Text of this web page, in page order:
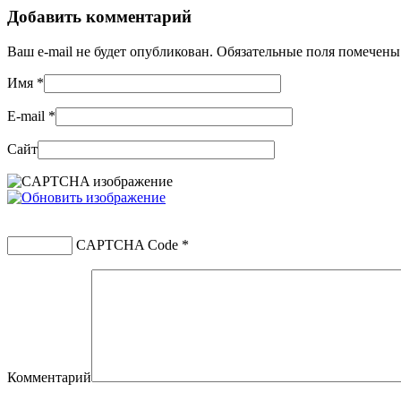
Добавить комментарий
Ваш e-mail не будет опубликован. Обязательные поля
Имя *
E-mail *
Сайт
CAPTCHA Code *
Комментарий